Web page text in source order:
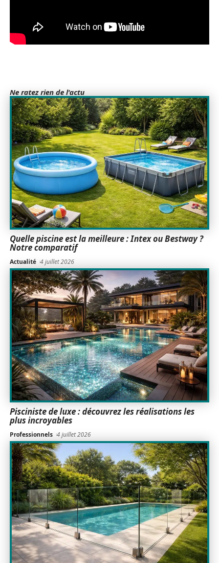
Ne ratez rien de l'actu
Quelle piscine est la meilleure : Intex ou Bestway ?
Notre comparatif
Actualité 4 juillet 2026
Pisciniste de luxe : découvrez les réalisations les
plus incroyables
Professionnels 4 juillet 2026